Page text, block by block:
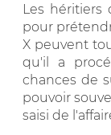
Les héritiers
pour
X peuvent
qu'il a
chances de
pouvoir
saisi de